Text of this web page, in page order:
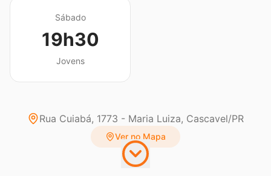
Sábado
19h30
Jovens
Rua Cuiabá, 1773 - Maria Luiza, Cascavel/PR
Ver no Mapa